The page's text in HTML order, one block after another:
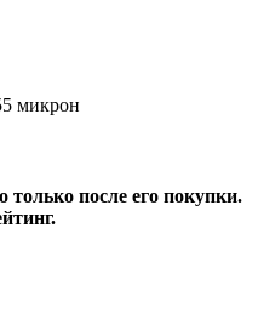
микрон
после его покупки.